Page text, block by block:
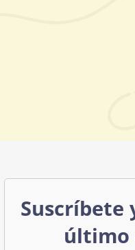
Suscríbete
último